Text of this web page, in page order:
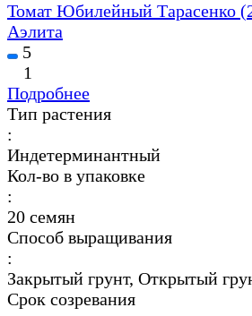
Томат Юбилейный Тарасенко
Аэлита
5
1
Подробнее
Тип растения
:
Индетерминантный
Кол-во в упаковке
:
20 семян
Способ выращивания
:
Закрытый грунт, Открытый
Срок созревания